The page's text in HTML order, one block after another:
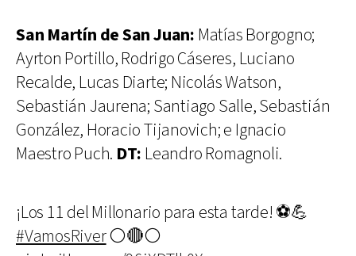
San Martín de San Juan: Matías Borgogno;
Ayrton Portillo, Rodrigo Cáseres, Luciano
Recalde, Lucas Diarte; Nicolás Watson,
Sebastián Jaurena; Santiago Salle, Sebastián
González, Horacio Tijanovich; e Ignacio
Maestro Puch. DT: Leandro Romagnoli.
¡Los 11 del Millonario para esta tarde! ⚽️💪
#VamosRiver⚪️🔴⚪️